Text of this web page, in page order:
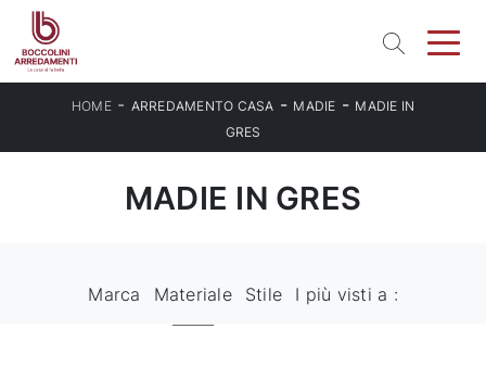
HOME- ARREDAMENTO CASA - MADIE - MADIE IN
GRES
MADIE IN GRES
Marca Materiale Stile I più visti a :